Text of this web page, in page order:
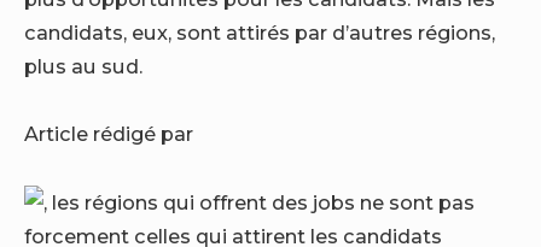
candidats, eux, sont attirés par d’autres régions,
plus au sud.
Article rédigé par